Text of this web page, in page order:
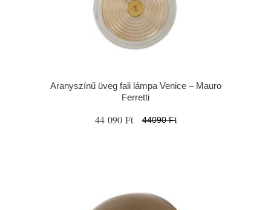
Aranyszínű üveg fali lámpa Venice – Mauro
Ferretti
44 090 Ft 44090 Ft